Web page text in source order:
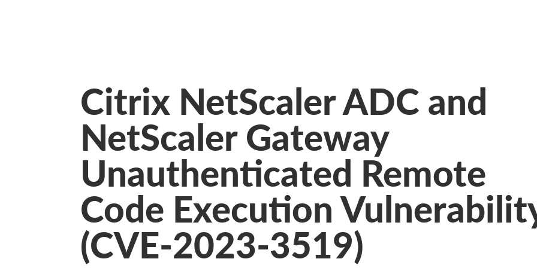
Citrix NetScaler ADC and
NetScaler Gateway
Unauthenticated Remote
Code Execution
(CVE-2023-3519)